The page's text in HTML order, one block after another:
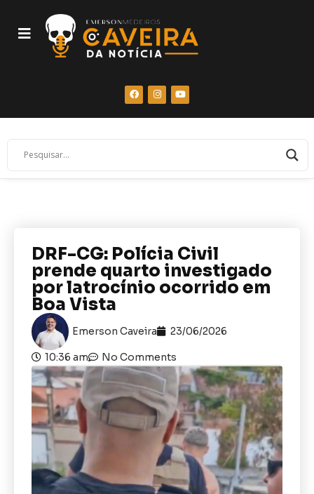
DRF-CG: Polícia Civil
prende quarto investigado
por latrocínio ocorrido em
Boa Vista
Emerson Caveira 23/06/2026
10:36 am No Comments